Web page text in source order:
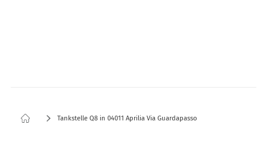
Tankstelle Q8 in 04011 Aprilia Via Guardapasso